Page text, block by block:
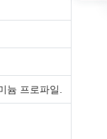
늄 프로파일.